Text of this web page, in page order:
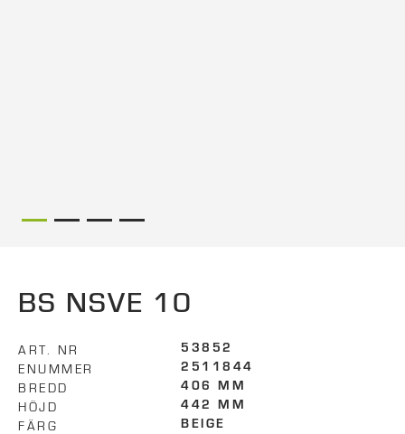
BS NSVE 10
ART. NR 53852
ENUMMER 2511844
BREDD 406 MM
HÖJD 442 MM
FÄRG BEIGE